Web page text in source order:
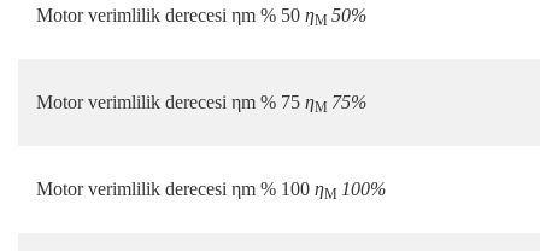
Motor verimlilik derecesi ηm % 50 ηM 50%
Motor verimlilik derecesi ηm % 75 ηM 75%
Motor verimlilik derecesi ηm % 100 ηM 100%